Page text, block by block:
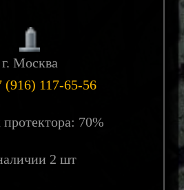
г. Москва
(916) 117-65-56
протектора: 70%
2 шт